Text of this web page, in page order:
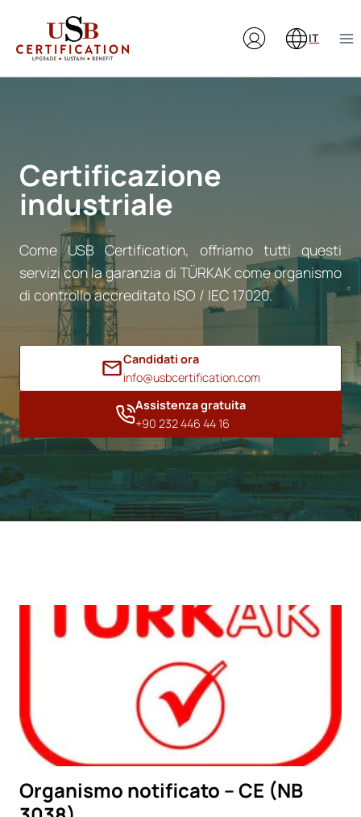
contenuto
IT
Certificazione
industriale
Come USB Certification, offriamo tutti questi
servizi con la garanzia di TÜRKAK come organismo
di controllo accreditato ISO / IEC 17020.
Candidati ora
info@usbcertification.com
Assistenza gratuita
+90 232 446 44 16
Organismo notificato – CE (NB